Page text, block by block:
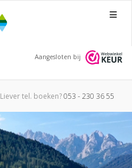
Menu
Aangesloten bij
Liever tel. boeken?053 - 230 36 55